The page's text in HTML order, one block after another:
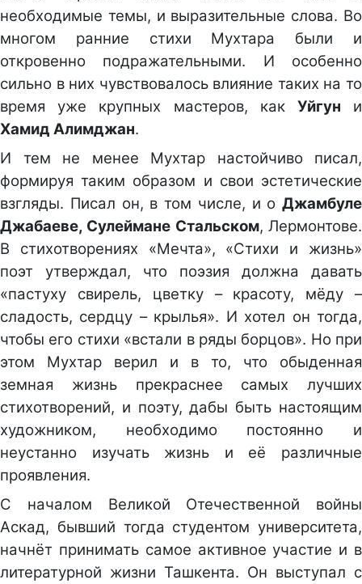
необходимые темы, и выразительные слова. Во
многом ранние стихи Мухтара были и
откровенно подражательными. И особенно
сильно в них чувствовалось влияние таких на то
время уже крупных мастеров, как Уйгун и
Хамид Алимджан.
И тем не менее Мухтар настойчиво писал,
формируя таким образом и свои эстетические
взгляды. Писал он, в том числе, и о Джамбуле
Джабаеве, Сулеймане Стальском, Лермонтове.
В стихотворениях «Мечта», «Стихи и жизнь»
поэт утверждал, что поэзия должна давать
«пастуху свирель, цветку – красоту, мёду –
сладость, сердцу – крылья». И хотел он тогда,
чтобы его стихи «встали в ряды борцов». Но при
этом Мухтар верил и в то, что обыденная
земная жизнь прекраснее самых лучших
стихотворений, и поэту, дабы быть настоящим
художником, необходимо постоянно и
неустанно изучать жизнь и её различные
проявления.
С началом Великой Отечественной войны
Аскад, бывший тогда студентом университета,
начнёт принимать самое активное участие и в
литературной жизни Ташкента. Он выступал с